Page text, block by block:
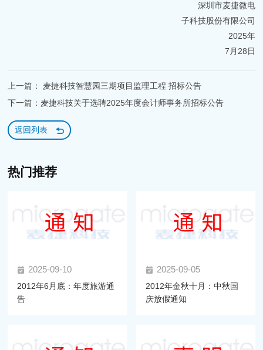
深圳市麦捷微电
子科技股份有限公司
2025年
7月28日
上一篇： 麦捷科技智慧园三期项目监理工程 招标公告
下一篇：麦捷科技关于选聘2025年度会计师事务所招标公告
返回列表
热门推荐
2025-09-10
2012年6月底：年度旅游通
告
2025-09-05
2012年金秋十月：中秋国
庆放假通知